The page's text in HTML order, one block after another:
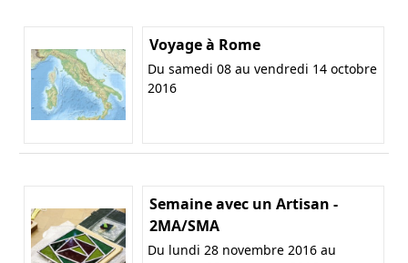
Voyage à Rome
Du samedi 08 au vendredi 14 octobre
2016
Semaine avec un Artisan -
2MA/SMA
Du lundi 28 novembre 2016 au